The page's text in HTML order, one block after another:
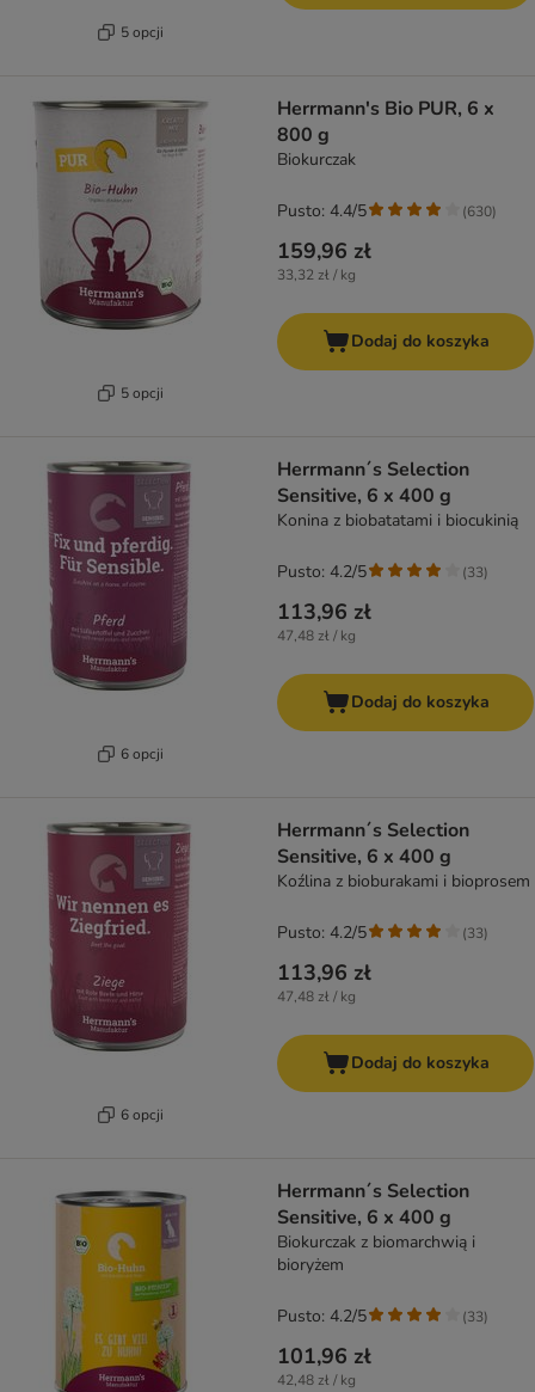
5 opcji
5 opcji
Herrmann's Bio PUR, 6 x
800 g
Biokurczak
159,96 zł
33,32 zł / kg
Pusto: 4.4/5 (630)
Dodaj do koszyka
6 opcji
Herrmann´s Selection
Sensitive, 6 x 400 g
Konina z biobatatami i biocukinią
113,96 zł
47,48 zł / kg
Pusto: 4.2/5 (33)
Dodaj do koszyka
6 opcji
Herrmann´s Selection
Sensitive, 6 x 400 g
Koźlina z bioburakami i bioprosem
113,96 zł
47,48 zł / kg
Pusto: 4.2/5 (33)
Dodaj do koszyka
Herrmann´s Selection
Sensitive, 6 x 400 g
Biokurczak z biomarchwią i
bioryżem
101,96 zł
42,48 zł / kg
Pusto: 4.2/5 (33)